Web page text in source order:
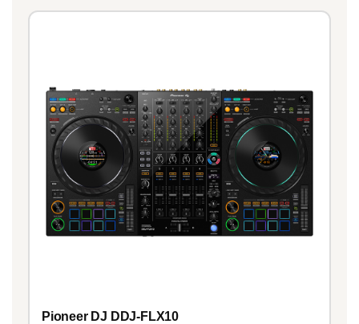
Pioneer DJ DDJ-FLX10